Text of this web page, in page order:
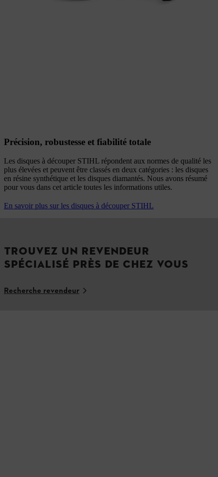
Précision, robustesse et fiabilité totale
Les disques à découper STIHL répondent aux normes de qualité les
plus élevées et peuvent être classés en deux catégories : les disques
en résine synthétique et les disques diamantés. Nous avons résumé
pour vous dans cet article toutes les informations utiles.
En savoir plus sur les disques à découper STIHL
TROUVEZ UN REVENDEUR
SPÉCIALISÉ PRÈS DE CHEZ VOUS
Recherche revendeur